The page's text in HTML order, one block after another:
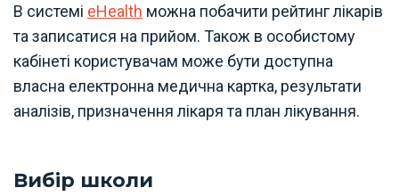
В системі eHealth можна побачити рейтинг лікарів
та записатися на прийом. Також в особистому
кабінеті користувачам може бути доступна
власна електронна медична картка, результати
аналізів, призначення лікаря та план лікування.
Вибір школи